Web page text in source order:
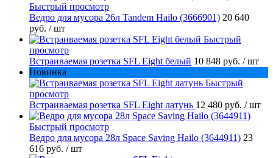
Быстрый просмотр
Ведро для мусора 26л Tandem Hailo (3666901) 20 640
руб. / шт
Быстрый
просмотр
Встраиваемая розетка SFL Eight белый 10 848 руб. / шт
Новинка
Быстрый
просмотр
Встраиваемая розетка SFL Eight латунь 12 480 руб. / шт
Быстрый просмотр
Ведро для мусора 28л Space Saving Hailo (3644911) 23
616 руб. / шт